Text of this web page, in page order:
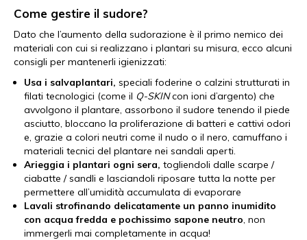
Come gestire il sudore?
Dato che l’aumento della sudorazione è il primo nemico dei
materiali con cui si realizzano i plantari su misura, ecco alcuni
consigli per mantenerli igienizzati:
Usa i salvaplantari, speciali foderine o calzini strutturati in
filati tecnologici (come il Q-SKINcon ioni d’argento) che
avvolgono il plantare, assorbono il sudore tenendo il piede
asciutto, bloccano la proliferazione di batteri e cattivi odori
e, grazie a colori neutri come il nudo o il nero, camuffano i
materiali tecnici del plantare nei sandali aperti.
Arieggia i plantari ogni sera, togliendoli dalle scarpe /
ciabatte / sandli e lasciandoli riposare tutta la notte per
permettere all’umidità accumulata di evaporare
Lavali strofinando delicatamente un panno inumidito
con acqua fredda e pochissimo sapone neutro, non
immergerli mai completamente in acqua!